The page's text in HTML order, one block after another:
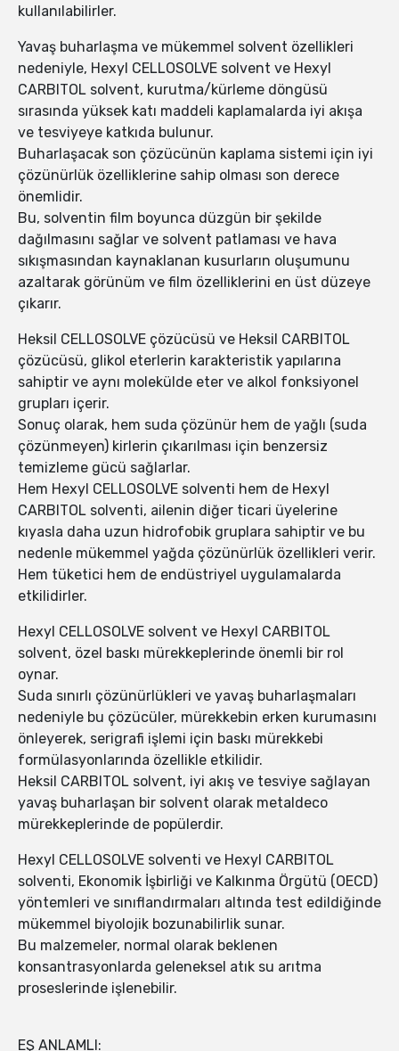
kullanılabilirler.
Yavaş buharlaşma ve mükemmel solvent özellikleri
nedeniyle, Hexyl CELLOSOLVE solvent ve Hexyl
CARBITOL solvent, kurutma/kürleme döngüsü
sırasında yüksek katı maddeli kaplamalarda iyi akışa
ve tesviyeye katkıda bulunur.
Buharlaşacak son çözücünün kaplama sistemi için iyi
çözünürlük özelliklerine sahip olması son derece
önemlidir.
Bu, solventin film boyunca düzgün bir şekilde
dağılmasını sağlar ve solvent patlaması ve hava
sıkışmasından kaynaklanan kusurların oluşumunu
azaltarak görünüm ve film özelliklerini en üst düzeye
çıkarır.
Heksil CELLOSOLVE çözücüsü ve Heksil CARBITOL
çözücüsü, glikol eterlerin karakteristik yapılarına
sahiptir ve aynı molekülde eter ve alkol fonksiyonel
grupları içerir.
Sonuç olarak, hem suda çözünür hem de yağlı (suda
çözünmeyen) kirlerin çıkarılması için benzersiz
temizleme gücü sağlarlar.
Hem Hexyl CELLOSOLVE solventi hem de Hexyl
CARBITOL solventi, ailenin diğer ticari üyelerine
kıyasla daha uzun hidrofobik gruplara sahiptir ve bu
nedenle mükemmel yağda çözünürlük özellikleri verir.
Hem tüketici hem de endüstriyel uygulamalarda
etkilidirler.
Hexyl CELLOSOLVE solvent ve Hexyl CARBITOL
solvent, özel baskı mürekkeplerinde önemli bir rol
oynar.
Suda sınırlı çözünürlükleri ve yavaş buharlaşmaları
nedeniyle bu çözücüler, mürekkebin erken kurumasını
önleyerek, serigrafi işlemi için baskı mürekkebi
formülasyonlarında özellikle etkilidir.
Heksil CARBITOL solvent, iyi akış ve tesviye sağlayan
yavaş buharlaşan bir solvent olarak metaldeco
mürekkeplerinde de popülerdir.
Hexyl CELLOSOLVE solventi ve Hexyl CARBITOL
solventi, Ekonomik İşbirliği ve Kalkınma Örgütü (OECD)
yöntemleri ve sınıflandırmaları altında test edildiğinde
mükemmel biyolojik bozunabilirlik sunar.
Bu malzemeler, normal olarak beklenen
konsantrasyonlarda geleneksel atık su arıtma
proseslerinde işlenebilir.
EŞ ANLAMLI: